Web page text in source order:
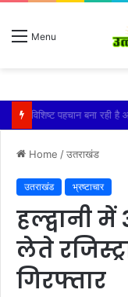
Menu
तेज बारिश से धर्मनगरी
Home /उतराखंड
उतराखंड भ्रष्टाचार
हल्द्वानी
लेते
गिरफ्तार